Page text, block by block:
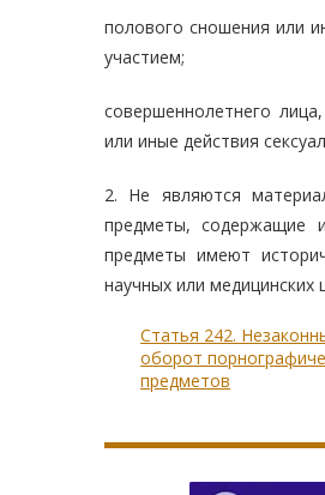
полового сношения или
участием;
совершеннолетнего
или иные действия
2. Не являются
предметы, содержащие
предметы имеют
научных или
Статья 242.
оборот
предметов